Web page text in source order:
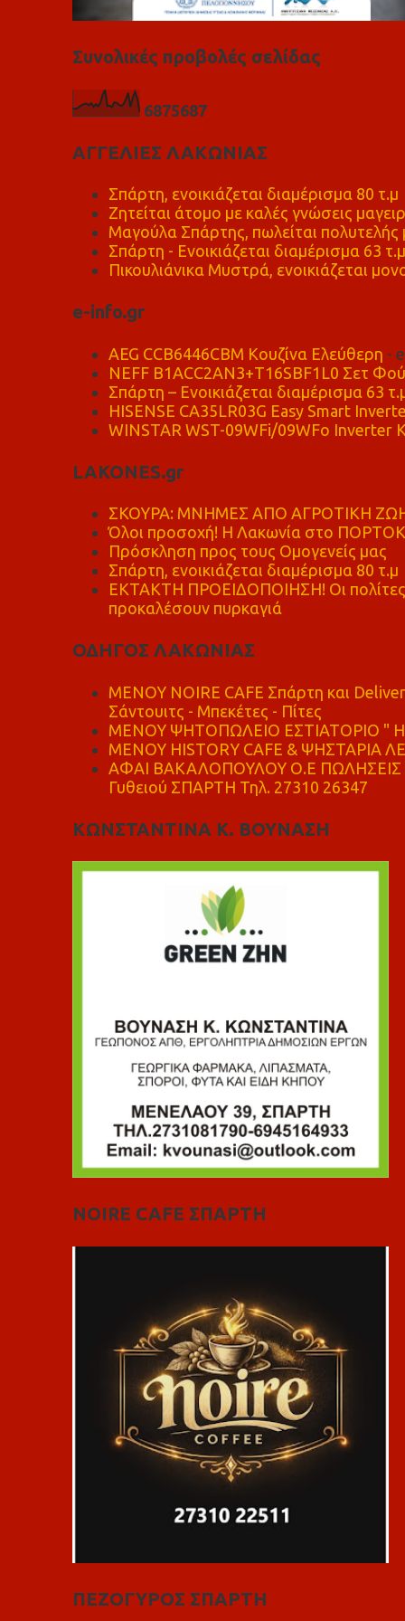
Συνολικές προβολές σελίδας
6875687
ΑΓΓΕΛΙΕΣ ΛΑΚΩΝΙΑΣ
Σπάρτη, ενοικιάζεται διαμέρισμα 80 τ.μ
Ζητείται άτομο με καλές γνώσεις
Μαγούλα Σπάρτης, πωλείται πολυτελής
Σπάρτη - Ενοικιάζεται διαμέρισμα 63 τ.μ
Πικουλιάνικα Μυστρά, ενοικιάζεται
e-info.gr
AEG CCB6446CBM Κουζίνα Ελεύθερη -
NEFF B1ACC2AN3+T16SBF1L0 Σετ
Σπάρτη – Ενοικιάζεται διαμέρισμα 63
HISENSE CA35LR03G Easy Smart
WINSTAR WST-09WFi/09WFo Inverter
LAKONES.gr
ΣΚΟΥΡΑ: ΜΝΗΜΕΣ ΑΠΟ ΑΓΡΟΤΙΚΗ
Όλοι προσοχή! Η Λακωνία στο
Πρόσκληση προς τους Ομογενείς μας
Σπάρτη, ενοικιάζεται διαμέρισμα 80 τ.μ
ΕΚΤΑΚΤΗ ΠΡΟΕΙΔΟΠΟΙΗΣΗ! Οι πολίτες
προκαλέσουν πυρκαγιά
ΟΔΗΓΟΣ ΛΑΚΩΝΙΑΣ
MENOY NOIRE CAFE Σπάρτη και
Σάντουιτς - Μπεκέτες - Πίτες
ΜΕΝΟΥ ΨΗΤΟΠΩΛΕΙΟ ΕΣΤΙΑΤΟΡΙΟ "
ΜΕΝΟΥ HISTORY CAFE & ΨΗΣΤΑΡΙΑ
ΑΦΑΙ ΒΑΚΑΛΟΠΟΥΛΟΥ Ο.Ε ΠΩΛΗΣΕΙΣ
Γυθειού ΣΠΑΡΤΗ Τηλ. 27310 26347
ΚΩΝΣΤΑΝΤΙΝΑ Κ. ΒΟΥΝΑΣΗ
NOIRE CAFE ΣΠΑΡΤΗ
ΠΕΖΟΓΥΡΟΣ ΣΠΑΡΤΗ